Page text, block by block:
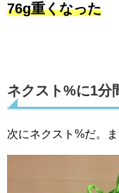
76g重くなった
ネクスト%に1分
次にネクスト%だ。